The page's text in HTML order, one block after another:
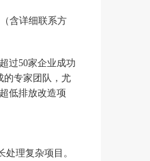
含详细联系方
过50家企业成功
的专家团队，尤
低排放改造项
理复杂项目。